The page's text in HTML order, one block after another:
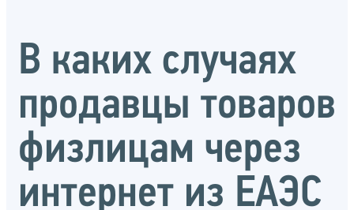
В каких случаях
продавцы товаров
физлицам через
интернет из ЕАЭС